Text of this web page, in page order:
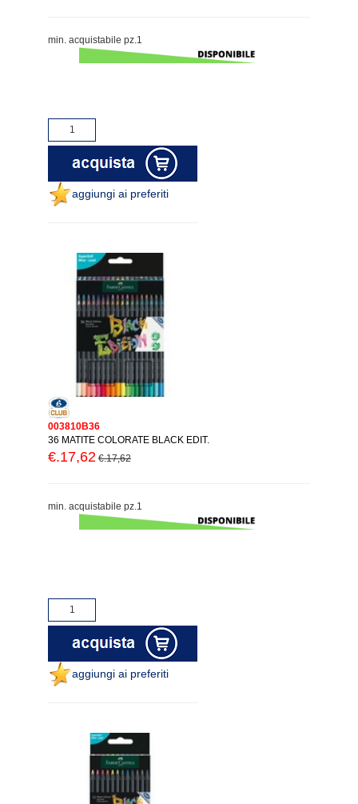
min. acquistabile pz.1
aggiungi ai preferiti
003810B36
36 MATITE COLORATE BLACK EDIT.
€.17,62 €.17,62
min. acquistabile pz.1
aggiungi ai preferiti